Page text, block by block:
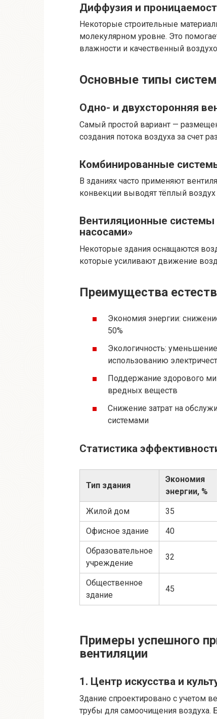
Диффузия и
Некоторые строительные
молекулярном уровне. Это
влажности и качественный
Основные типы систем
Одно- и двухсторонняя
Самый простой вариант —
создания потока воздуха за счет
Комбинированные
В зданиях часто применяют
конвекции выводят тёплый воздух
Вентиляционные
насосами»
Некоторые здания оснащаются
которые усиливают движение
Преимущества
Экономия энергии:
50%
Экологичность:
использованию
Поддержание здорового
вредных веществ
Снижение затрат на
системами
Статистика
Тип здания
Экономия
энергии, %
Жилой дом 35
Офисное здание 40
Образовательное
учреждение
32
Общественное
здание
45
Примеры успешного
вентиляции
1. Центр искусства и
Здание спроектировано с учетом
трубы для самоочищения воздуха.